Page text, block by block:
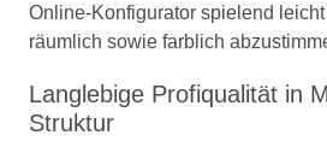
Online-Konfigurator spielend
räumlich sowie farblich
Langlebige Profiqualität in
Struktur